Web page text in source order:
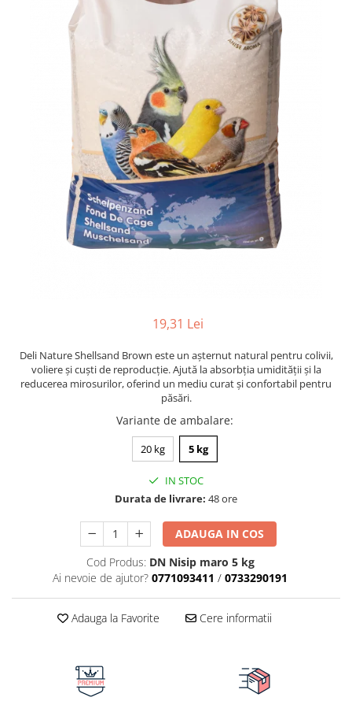
19,31 Lei
Deli Nature Shellsand Brown este un așternut natural pentru colivii,
voliere și cuști de reproducție. Ajută la absorbția umidității și la
reducerea mirosurilor, oferind un mediu curat și confortabil pentru
păsări.
Variante de ambalare:
20 kg 5 kg
IN STOC
Durata de livrare: 48 ore
ADAUGA IN COS
Cod Produs: DN Nisip maro 5 kg
Ai nevoie de ajutor? 0771093411 / 0733290191
Adauga la Favorite Cere informatii